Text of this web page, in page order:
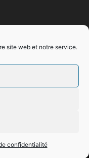
site web et notre service.
confidentialité